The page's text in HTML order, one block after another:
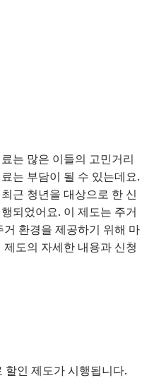
는 많은 이들의 고민거리
는 부담이 될 수 있는데요.
근 청년을 대상으로 한 신
되었어요. 이 제도는 주거
환경을 제공하기 위해 마
도의 자세한 내용과 신청
할인 제도가 시행됩니다.